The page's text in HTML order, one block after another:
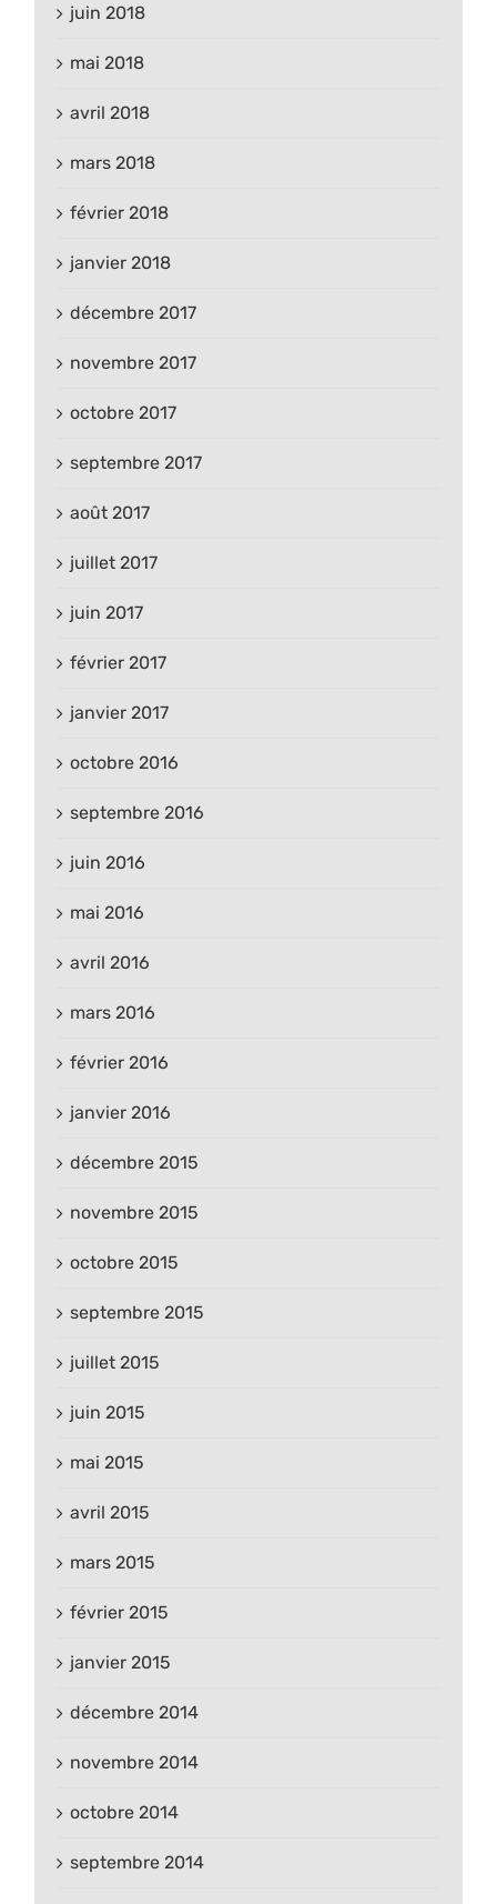
juin 2018
mai 2018
avril 2018
mars 2018
février 2018
janvier 2018
décembre 2017
novembre 2017
octobre 2017
septembre 2017
août 2017
juillet 2017
juin 2017
février 2017
janvier 2017
octobre 2016
septembre 2016
juin 2016
mai 2016
avril 2016
mars 2016
février 2016
janvier 2016
décembre 2015
novembre 2015
octobre 2015
septembre 2015
juillet 2015
juin 2015
mai 2015
avril 2015
mars 2015
février 2015
janvier 2015
décembre 2014
novembre 2014
octobre 2014
septembre 2014